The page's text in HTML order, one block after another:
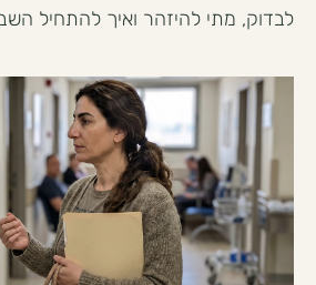
לבדוק, מתי להיזהר ואיך להתחיל